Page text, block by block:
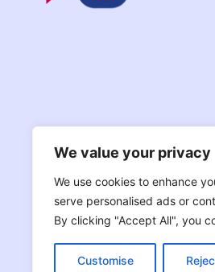
We value your privacy
We use cookies to enhance
serve personalised ads or
By clicking "Accept All", you
Customise